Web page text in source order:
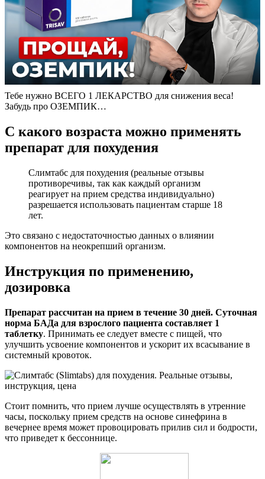
Тебе нужно ВСЕГО 1 ЛЕКАРСТВО для снижения веса!
Забудь про ОЗЕМПИК…
С какого возраста можно применять
препарат для похудения
Слимтабс для похудения (реальные отзывы
противоречивы, так как каждый организм
реагирует на прием средства индивидуально)
разрешается использовать пациентам старше 18
лет.
Это связано с недостаточностью данных о влиянии
компонентов на неокрепший организм.
Инструкция по применению,
дозировка
Препарат рассчитан на прием в течение 30 дней. Суточная
норма БАДа для взрослого пациента составляет 1
таблетку. Принимать ее следует вместе с пищей, что
улучшить усвоение компонентов и ускорит их всасывание в
системный кровоток.
Стоит помнить, что прием лучше осуществлять в утренние
часы, поскольку прием средств на основе синефрина в
вечернее время может провоцировать прилив сил и бодрости,
что приведет к бессоннице.